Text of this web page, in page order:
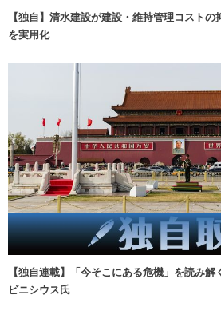
【独自】清水建設が建設・維持管理コスト
を実用化
【独自連載】「今そこにある危機」を読み
ビニシウス氏